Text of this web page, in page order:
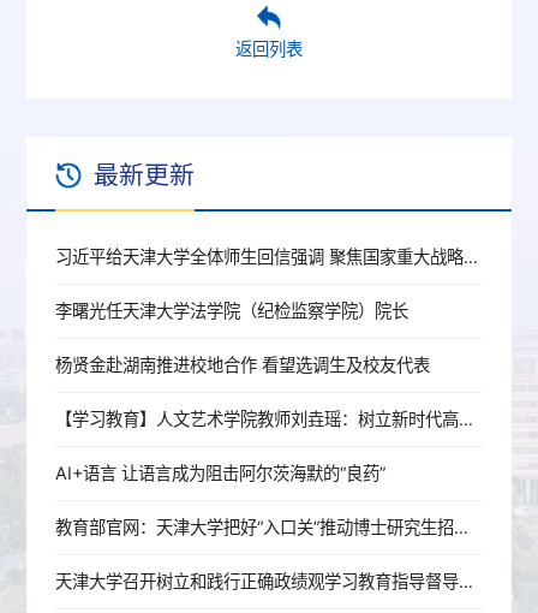
返回列表
最新更新
习近平给天津大学全体师生回信强调 聚焦国家重大战略需求提高人才培养质量 更好服务经济社会发展
李曙光任天津大学法学院（纪检监察学院）院长
杨贤金赴湖南推进校地合作 看望选调生及校友代表
【学习教育】人文艺术学院教师刘垚瑶：树立新时代高校党员教师的正确政绩观
AI+语言 让语言成为阻击阿尔茨海默的“良药”
教育部官网：天津大学把好“入口关”推动博士研究生招生提质增效
天津大学召开树立和践行正确政绩观学习教育指导督导工作推进会